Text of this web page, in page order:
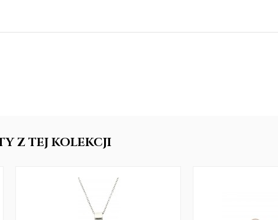
Z TEJ KOLEKCJI